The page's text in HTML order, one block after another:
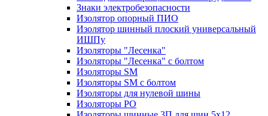
Знаки электробезопасности
Изолятор опорный ПИО
Изолятор шинный плоский универсальный
ИШПу
Изоляторы "Лесенка"
Изоляторы "Лесенка" с болтом
Изоляторы SM
Изоляторы SM c болтом
Изоляторы для нулевой шины
Изоляторы РО